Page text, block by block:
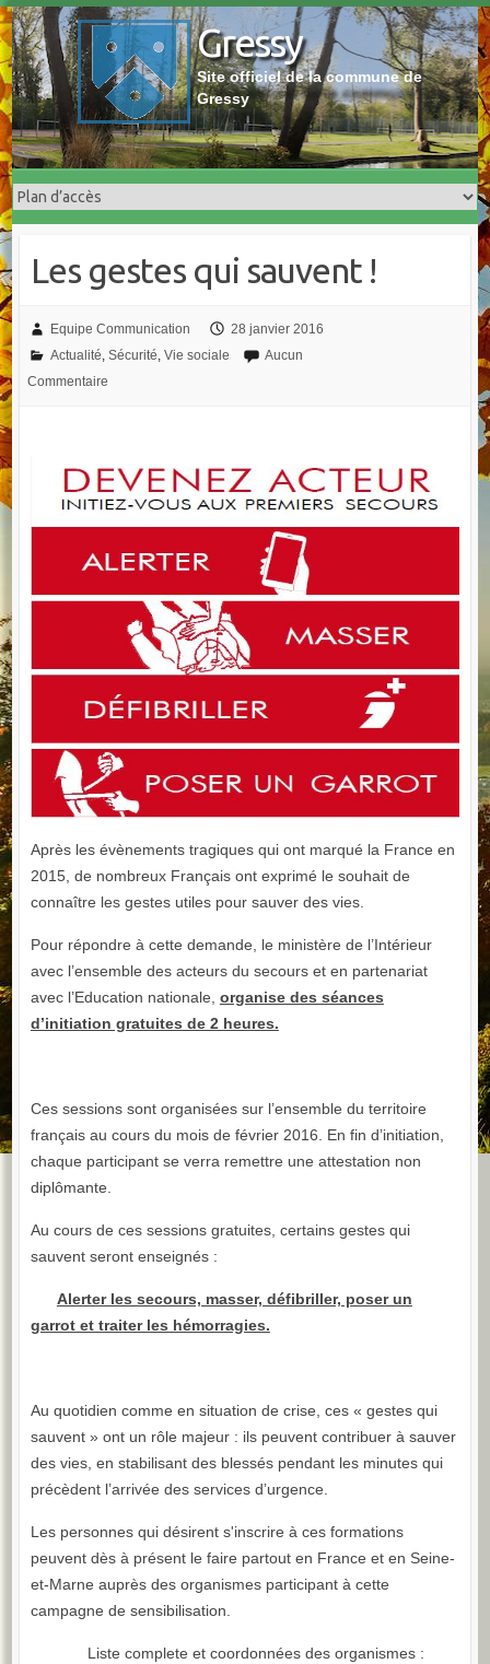
Skip
to
content
Gressy
Site officiel de la commune de
Gressy
Les gestes qui sauvent !
Equipe Communication
28 janvier 2016
Actualité, Sécurité, Vie sociale
Aucun
Commentaire
Après les évènements tragiques qui ont marqué la France en
2015, de nombreux Français ont exprimé le souhait de
connaître les gestes utiles pour sauver des vies.
Pour répondre à cette demande, le ministère de l’Intérieur
avec l’ensemble des acteurs du secours et en partenariat
avec l’Education nationale, organise des séances
d’initiation gratuites de 2 heures.
Ces sessions sont organisées sur l’ensemble du territoire
français au cours du mois de février 2016. En fin d’initiation,
chaque participant se verra remettre une attestation non
diplômante.
Au cours de ces sessions gratuites, certains gestes qui
sauvent seront enseignés :
Alerter les secours, masser, défibriller, poser un
garrot et traiter les hémorragies.
Au quotidien comme en situation de crise, ces « gestes qui
sauvent » ont un rôle majeur : ils peuvent contribuer à sauver
des vies, en stabilisant des blessés pendant les minutes qui
précèdent l’arrivée des services d’urgence.
Les personnes qui désirent s'inscrire à ces formations
peuvent dès à présent le faire partout en France et en Seine-
et-Marne auprès des organismes participant à cette
campagne de sensibilisation.
Liste complete et coordonnées des organismes :